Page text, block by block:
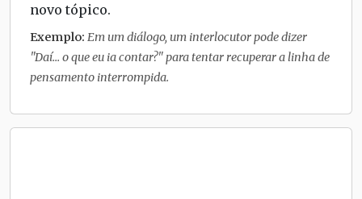
novo tópico.
Exemplo: Em um diálogo, um interlocutor pode dizer
"Daí... o que eu ia contar?" para tentar recuperar a linha de
pensamento interrompida.